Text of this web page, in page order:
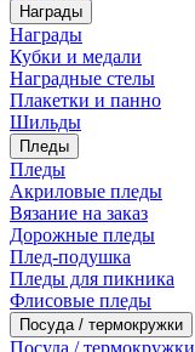
Награды
Награды
Кубки и медали
Наградные стелы
Плакетки и панно
Шильды
Пледы
Пледы
Акриловые пледы
Вязание на заказ
Дорожные пледы
Плед-подушка
Пледы для пикника
Флисовые пледы
Посуда / термокружки
Посуда / термокружки